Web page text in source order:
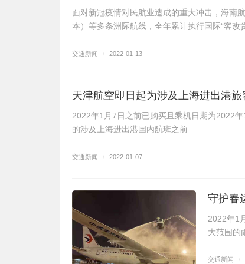
面对新冠疫情对民航业造成的重大冲击，海南
本）等多条洲际航线，全年累计执行国际“客改
交通新闻 / 2022-01-13
天津航空即日起为涉及上海进出港
2022年1月7日之前已购买且乘机日期为2022
的涉及上海进出港国内航班之前
交通新闻 / 2022-01-07
守护春
2022年1
大范围的
交通新闻 /